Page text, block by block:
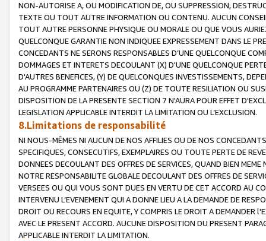
NON-AUTORISE A, OU MODIFICATION DE, OU SUPPRESSION,
TEXTE OU TOUT AUTRE INFORMATION OU CONTENU. AUCUN
TOUT AUTRE PERSONNE PHYSIQUE OU MORALE OU QUE VOUS
QUELCONQUE GARANTIE NON INDIQUEE EXPRESSEMENT DANS LE
CONCEDANTS NE SERONS RESPONSABLES D’UNE QUELCONQUE
DOMMAGES ET INTERETS DECOULANT (X) D'UNE QUELCONQUE
D'AUTRES BENEFICES, (Y) DE QUELCONQUES INVESTISSEMENTS,
AU PROGRAMME PARTENAIRES OU (Z) DE TOUTE RESILIATION OU
DISPOSITION DE LA PRESENTE SECTION 7 N'AURA POUR EFFET
LEGISLATION APPLICABLE INTERDIT LA LIMITATION OU L’EXCLUSION.
8.Limitations de responsabilité
NI NOUS-MÊMES NI AUCUN DE NOS AFFILIES OU DE NOS
SPECIFIQUES, CONSECUTIFS, EXEMPLAIRES OU TOUTE PERTE DE
DONNEES DECOULANT DES OFFRES DE SERVICES, QUAND BIEN
NOTRE RESPONSABILITE GLOBALE DECOULANT DES OFFRES DE
VERSEES OU QUI VOUS SONT DUES EN VERTU DE CET ACCORD AU
INTERVENU L’EVENEMENT QUI A DONNE LIEU A LA DEMANDE DE
DROIT OU RECOURS EN EQUITE, Y COMPRIS LE DROIT A DEMANDER
AVEC LE PRESENT ACCORD. AUCUNE DISPOSITION DU PRESENT
APPLICABLE INTERDIT LA LIMITATION.